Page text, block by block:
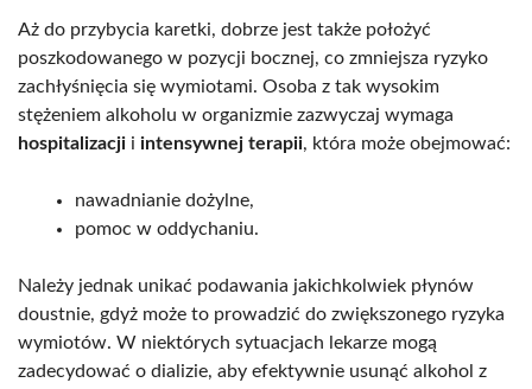
Aż do przybycia karetki, dobrze jest także położyć
poszkodowanego w pozycji bocznej, co zmniejsza ryzyko
zachłyśnięcia się wymiotami. Osoba z tak wysokim
stężeniem alkoholu w organizmie zazwyczaj wymaga
hospitalizacji i intensywnej terapii, która może obejmować:
nawadnianie dożylne,
pomoc w oddychaniu.
Należy jednak unikać podawania jakichkolwiek płynów
doustnie, gdyż może to prowadzić do zwiększonego ryzyka
wymiotów. W niektórych sytuacjach lekarze mogą
zadecydować o dializie, aby efektywnie usunąć alkohol z